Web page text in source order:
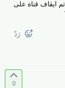
ايقاف قناة على
رَدّ
0